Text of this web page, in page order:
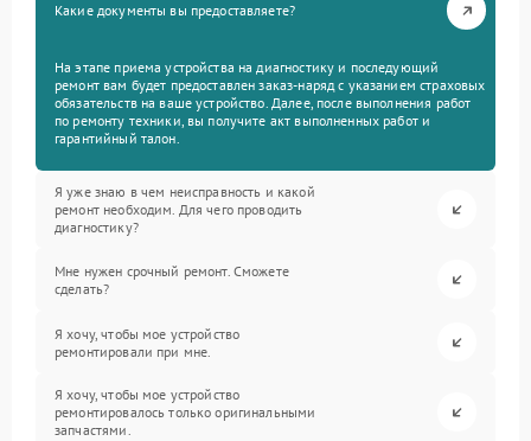
Какие документы вы предоставляете?
На этапе приема устройства на диагностику и последующий
ремонт вам будет предоставлен заказ-наряд с указанием страховых
обязательств на ваше устройство. Далее, после выполнения работ
по ремонту техники, вы получите акт выполненных работ и
гарантийный талон.
Я уже знаю в чем неисправность и какой
ремонт необходим. Для чего проводить
диагностику?
Мне нужен срочный ремонт. Сможете
сделать?
Я хочу, чтобы мое устройство
ремонтировали при мне.
Я хочу, чтобы мое устройство
ремонтировалось только оригинальными
запчастями.